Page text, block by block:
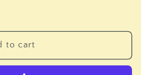
to cart